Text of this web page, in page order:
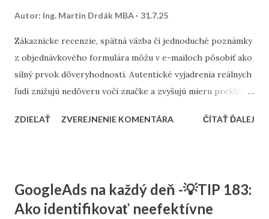
Autor: Ing. Martin Drdák MBA 31.7.25
Zákaznícke recenzie, spätná väzba či jednoduché poznámky
z objednávkového formulára môžu v e-mailoch pôsobiť ako
silný prvok dôveryhodnosti. Autentické vyjadrenia reálnych
ľudí znižujú nedôveru voči značke a zvyšujú mieru prekliku
citát typu „Najpohodlnejší uterák, aký som kedy mala“ –
prehnane oslavné, ale také, ktoré pôsobia úprimne a riešia
obavy, ktoré majú aj iní zákazníci.
ZDIEĽAŤ ZVEREJNENIE KOMENTÁRA ČÍTAŤ ĎALEJ
GoogleAds na každý deň -💡TIP 183:
Ako identifikovať neefektívne